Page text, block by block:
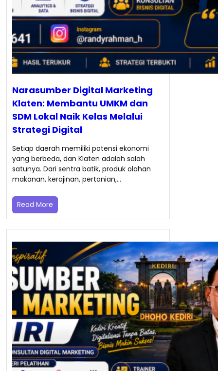
Narasumber Digital Marketing
Klaten: Membantu UMKM dan
SDM Lokal Naik Kelas Melalui
Strategi Digital
Setiap daerah memiliki potensi ekonomi
yang berbeda, dan Klaten adalah salah
satunya. Dari sentra batik, produk olahan
makanan, kerajinan, pertanian,…
Read More